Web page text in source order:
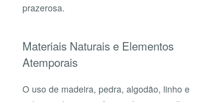
prazerosa.
Materiais Naturais e Elementos
Atemporais
O uso de madeira, pedra, algodão, linho e